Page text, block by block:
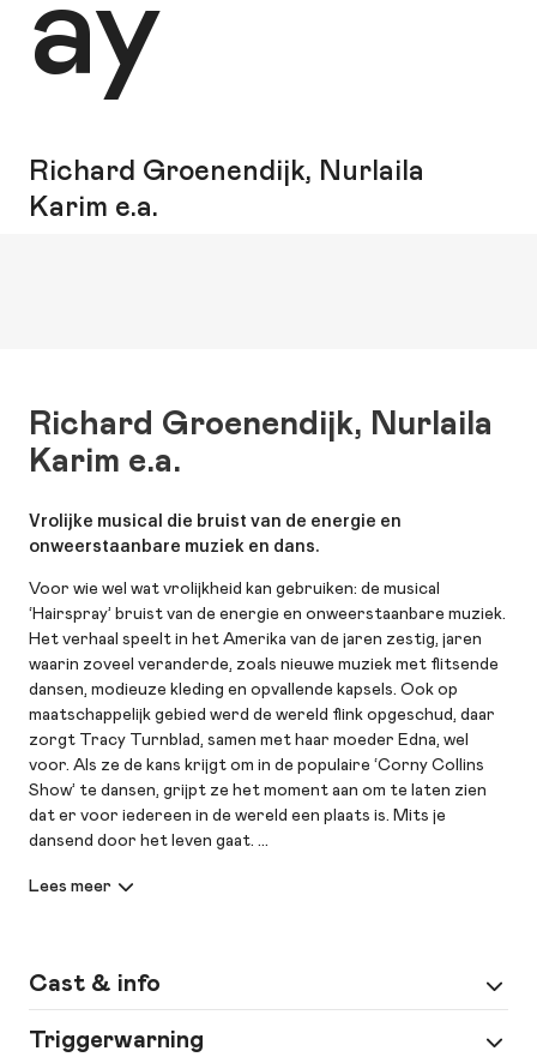
ay
Richard Groenendijk, Nurlaila
Karim e.a.
Richard Groenendijk, Nurlaila
Karim e.a.
Vrolijke musical die bruist van de energie en
onweerstaanbare muziek en dans.
Voor wie wel wat vrolijkheid kan gebruiken: de musical
‘Hairspray’ bruist van de energie en onweerstaanbare muziek.
Het verhaal speelt in het Amerika van de jaren zestig, jaren
waarin zoveel veranderde, zoals nieuwe muziek met flitsende
dansen, modieuze kleding en opvallende kapsels. Ook op
maatschappelijk gebied werd de wereld flink opgeschud, daar
zorgt Tracy Turnblad, samen met haar moeder Edna, wel
voor. Als ze de kans krijgt om in de populaire ‘Corny Collins
Show’ te dansen, grijpt ze het moment aan om te laten zien
dat er voor iedereen in de wereld een plaats is. Mits je
dansend door het leven gaat.
spetterende nummers en swingende dansmoves, een kleurrijk
Karim, Tamar Floor en Rein van Duivenboden: dit wordt
Cast & info
Spel
Edna Turnblad: Richard Groenendijk |
Triggerwarning